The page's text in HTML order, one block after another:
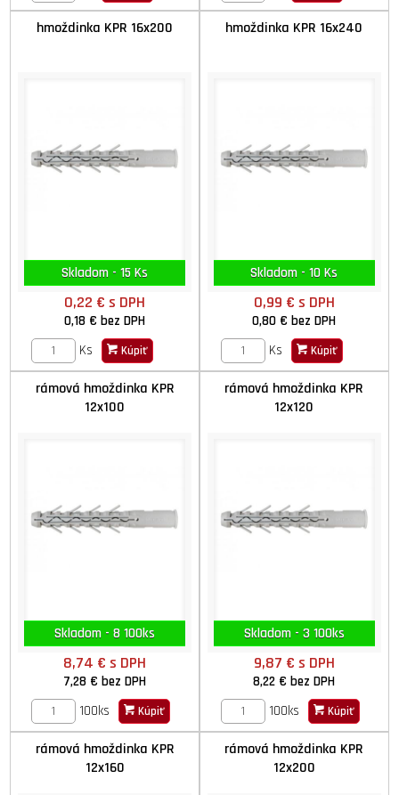
hmoždinka KPR 16x200
Skladom - 15 Ks
0,22 €s DPH
0,18 €bez DPH
Ks
Kúpiť
hmoždinka KPR 16x240
Skladom - 10 Ks
0,99 € s DPH
0,80 €bez DPH
Ks
Kúpiť
rámová hmoždinka KPR
12x100
Skladom - 8 100ks
8,74 €s DPH
7,28 €bez DPH
100ks
Kúpiť
rámová hmoždinka KPR
12x120
Skladom - 3 100ks
9,87 € s DPH
8,22 €bez DPH
100ks
Kúpiť
rámová hmoždinka KPR
12x160
rámová hmoždinka KPR
12x200